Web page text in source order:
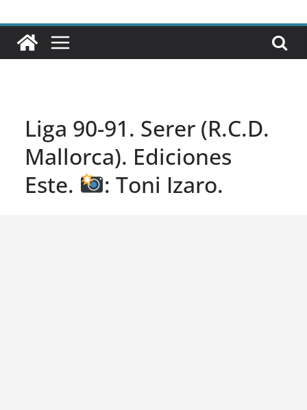
Liga 90-91. Serer (R.C.D.
Mallorca). Ediciones
Este.
: Toni Izaro.